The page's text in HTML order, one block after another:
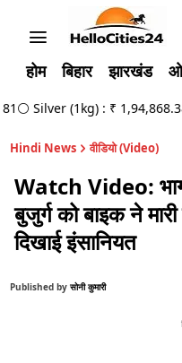
होम बिहार झारखंड
⚪ Silver (1kg) : ₹ 1,94,868.38
Hindi News वीडियो (Video)
Watch Video:
बुजुर्ग को बाइक ने
दिखाई इंसानियत
Published by सोनी कुमारी